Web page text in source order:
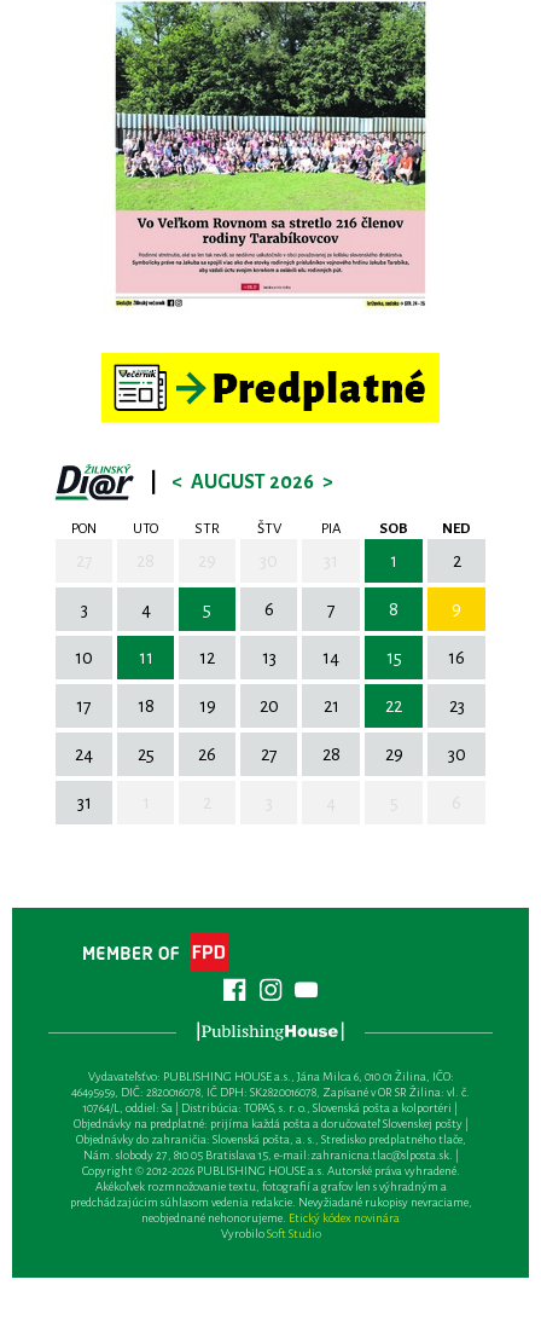
< AUGUST 2026 >
PON UTO STR ŠTV PIA SOB NED
1 2
3 4 5 6 7 8 9
10 11 12 13 14 15 16
17 18 19 20 21 22 23
24 25 26 27 28 29 30
31
Vydavateľsťvo: PUBLISHING HOUSE a.s., Jána Milca 6, 010 01 Žilina, IČO:
46495959, DIČ: 2820016078, IČ DPH: SK2820016078, Zapísané v OR SR Žilina: vl. č.
10764/L, oddiel: Sa | Distribúcia: TOPAS, s. r. o., Slovenská pošta a kolportéri |
Objednávky na predplatné: prijíma každá pošta a doručovateľ Slovenskej pošty |
Objednávky do zahraničia: Slovenská pošta, a. s., Stredisko predplatného tlače,
Nám. slobody 27, 810 05 Bratislava 15, e-mail:zahranicna.tlac@slposta.sk. |
Copyright © 2012-2026 PUBLISHING HOUSE a.s. Autorské práva vyhradené.
Akékoľvek rozmnožovanie textu, fotografií a grafov len s výhradným a
predchádzajúcim súhlasom vedenia redakcie. Nevyžiadané rukopisy nevraciame,
neobjednané nehonorujeme. Etický kódex novinára
VyrobiloSoft Studio